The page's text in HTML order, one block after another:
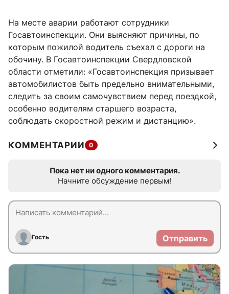
На месте аварии работают сотрудники
Госавтоинспекции. Они выясняют причины, по
которым пожилой водитель съехал с дороги на
обочину. В Госавтоинспекции Свердловской
области отметили: «Госавтоинспекция призывает
автомобилистов быть предельно внимательными,
следить за своим самочувствием перед поездкой,
особенно водителям старшего возраста,
соблюдать скоростной режим и дистанцию».
КОММЕНТАРИИ 0
Пока нет ни одного комментария.
Начните обсуждение первым!
Гость Отправить